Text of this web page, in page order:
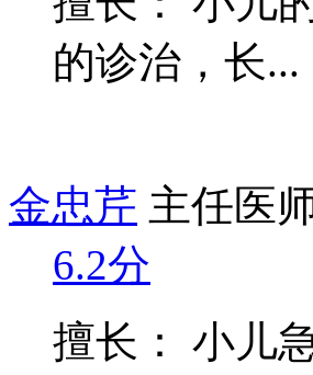
的诊治，长...
金忠芹 主任医
6.2分
擅长： 小儿